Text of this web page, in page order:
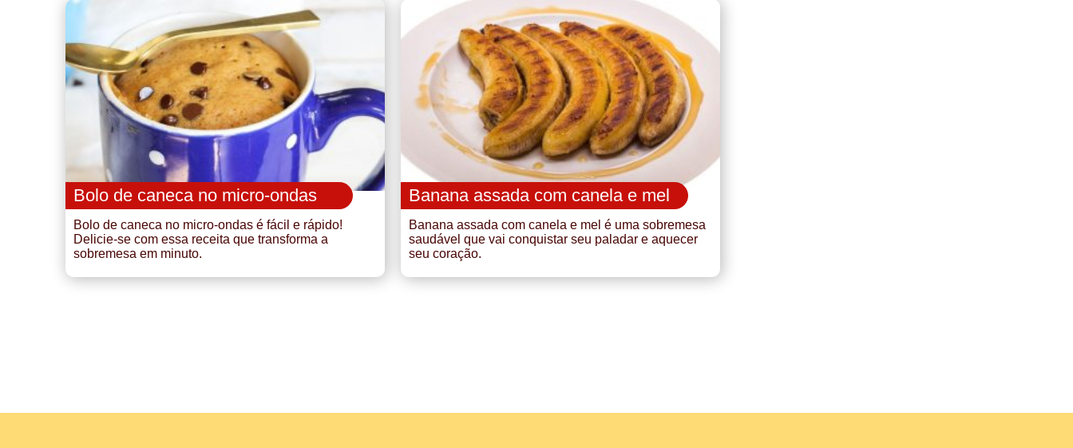
Bolo de caneca no micro-ondas
Bolo de caneca no micro-ondas é fácil e rápido!
Delicie-se com essa receita que transforma a
sobremesa em minuto.
Banana assada com canela e mel
Banana assada com canela e mel é uma sobremesa
saudável que vai conquistar seu paladar e aquecer
seu coração.